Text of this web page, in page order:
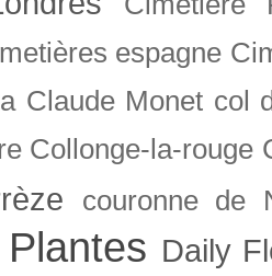
espagne
Claude Monet col
Collonge-la-rouge
couronne de
Daily